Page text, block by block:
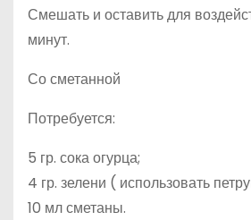
Смешать и оставить для
минут.
Со сметанной
Потребуется:
5 гр. сока огурца;
4 гр. зелени ( использовать
10 мл сметаны.